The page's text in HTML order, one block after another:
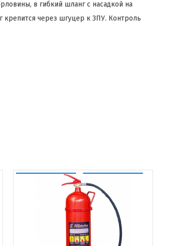
в гибкий шланг с насадкой на
через шгуцер к ЗПУ. Контроль